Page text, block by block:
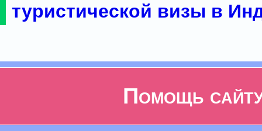
туристической визы в
Помощь